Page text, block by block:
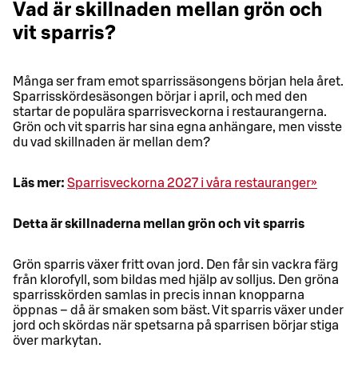
Vad är skillnaden mellan grön och
vit sparris?
Många ser fram emot sparrissäsongens början hela året.
Sparrisskördesäsongen börjar i april, och med den
startar de populära sparrisveckorna i restaurangerna.
Grön och vit sparris har sina egna anhängare, men visste
du vad skillnaden är mellan dem?
Läs mer: Sparrisveckorna 2027 i våra restauranger»
Detta är skillnaderna mellan grön och vit sparris
Grön sparris växer fritt ovan jord. Den får sin vackra färg
från klorofyll, som bildas med hjälp av solljus. Den gröna
sparrisskörden samlas in precis innan knopparna
öppnas – då är smaken som bäst. Vit sparris växer under
jord och skördas när spetsarna på sparrisen börjar stiga
över markytan.